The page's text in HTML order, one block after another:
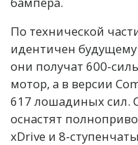
По технической
идентичен
они получат 600-
мотор, а в версии
617 лошадиных сил.
оснастят
xDrive и 8-